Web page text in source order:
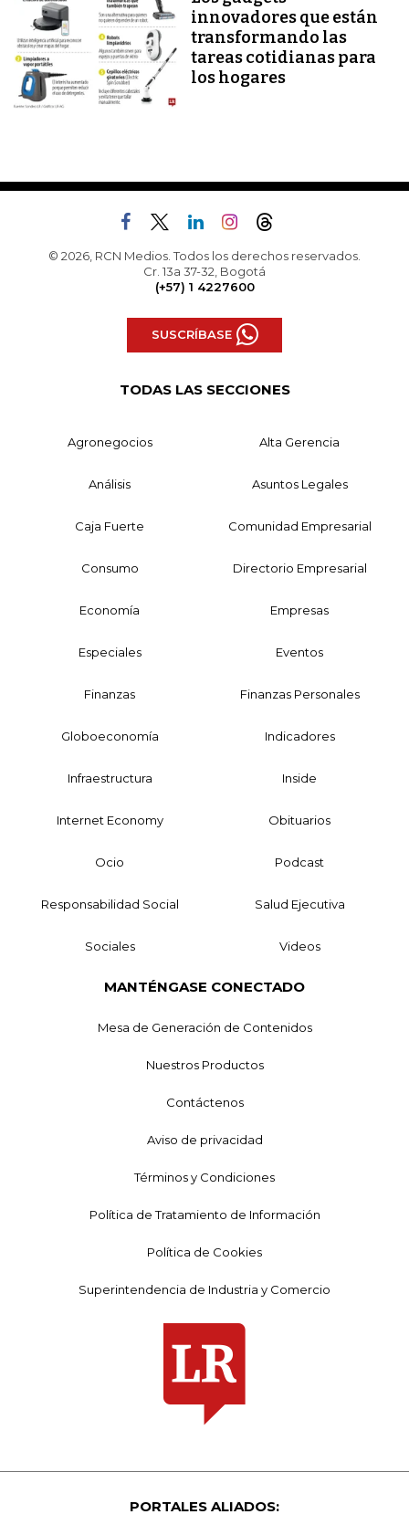
innovadores que están
transformando las
tareas cotidianas para
los hogares
© 2026, RCN Medios. Todos los derechos reservados.
Cr. 13a 37-32, Bogotá
(+57) 1 4227600
SUSCRÍBASE
TODAS LAS SECCIONES
Agronegocios Alta Gerencia
Análisis Asuntos Legales
Caja Fuerte Comunidad Empresarial
Consumo Directorio Empresarial
Economía Empresas
Especiales Eventos
Finanzas Finanzas Personales
Globoeconomía Indicadores
Infraestructura Inside
Internet Economy Obituarios
Ocio Podcast
Responsabilidad Social Salud Ejecutiva
Sociales Videos
MANTÉNGASE CONECTADO
Mesa de Generación de Contenidos
Nuestros Productos
Contáctenos
Aviso de privacidad
Términos y Condiciones
Política de Tratamiento de Información
Política de Cookies
Superintendencia de Industria y Comercio
PORTALES ALIADOS: